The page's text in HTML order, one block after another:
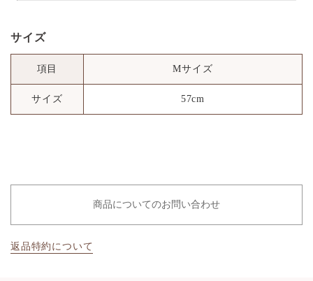
サイズ
項目 Mサイズ
サイズ 57cm
商品についてのお問い合わせ
返品特約について